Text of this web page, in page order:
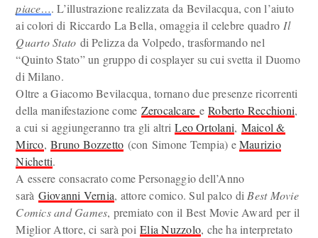
piace…. L’illustrazione realizzata da Bevilacqua, con l’aiuto
ai colori di Riccardo La Bella, omaggia il celebre quadro Il
Quarto Stato di Pelizza da Volpedo, trasformando nel
“Quinto Stato” un gruppo di cosplayer su cui svetta il Duomo
di Milano.
Oltre a Giacomo Bevilacqua, tornano due presenze ricorrenti
della manifestazione come Zerocalcare eRoberto Recchioni,
a cui si aggiungeranno tra gli altriLeo Ortolani, Maicol &
Mirco,Bruno Bozzetto (con Simone Tempia) eMaurizio
Nichetti.
A essere consacrato come Personaggio dell’Anno
sarà Giovanni Vernia, attore comico. Sul palco di Best Movie
Comics and Games, premiato con il Best Movie Award per il
Miglior Attore, ci sarà poiElia Nuzzolo, che ha interpretato